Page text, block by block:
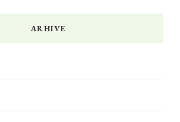
ARHIVE